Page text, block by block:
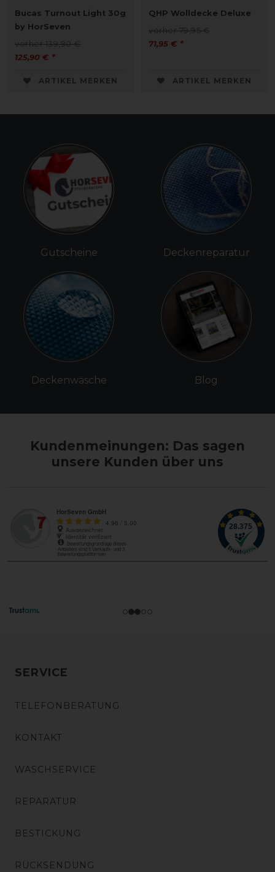
Bucas Turnout Light 30g
by HorSeven
vorher 139,90 €
125,90 € *
ARTIKEL MERKEN
QHP Wolldecke Deluxe
vorher 79,95 €
71,95 € *
ARTIKEL MERKEN
Gutscheine
Deckenwäsche
Deckenreparatur
Blog
Kundenmeinungen: Das sagen
unsere Kunden über uns
SERVICE
TELEFONBERATUNG
KONTAKT
WASCHSERVICE
REPARATUR
BESTICKUNG
RÜCKSENDUNG